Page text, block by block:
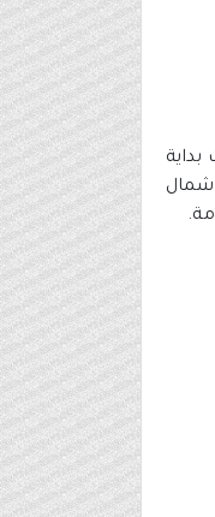
شمال